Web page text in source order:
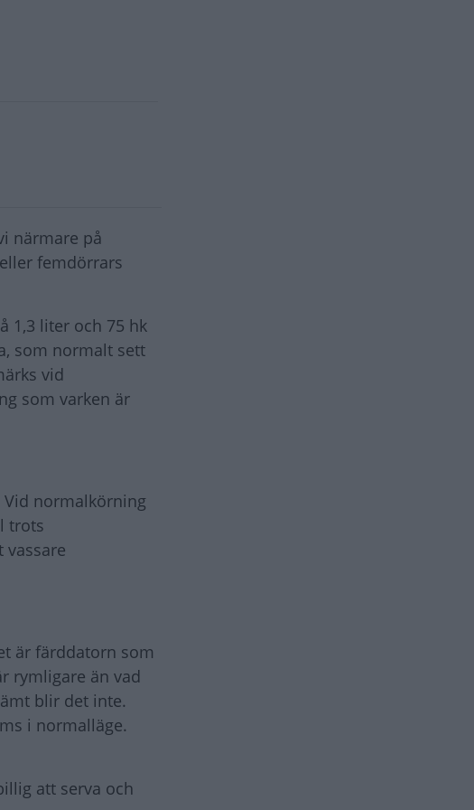
närmare på
femdörrars
1,3 liter och 75 hk
som normalt sett
vid
som varken är
normalkörning
trots
är färddatorn som
rymligare än vad
blir det inte.
i normalläge.
att serva och